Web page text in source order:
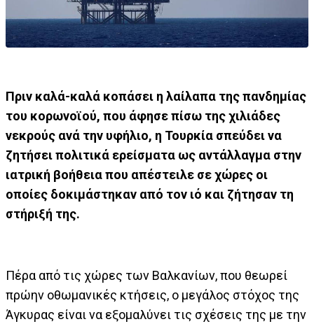
Πριν καλά-καλά κοπάσει η λαίλαπα της πανδημίας
του κορωνοϊού, που άφησε πίσω της χιλιάδες
νεκρούς ανά την υφήλιο, η Τουρκία σπεύδει να
ζητήσει πολιτικά ερείσματα ως αντάλλαγμα στην
ιατρική βοήθεια που απέστειλε σε χώρες οι
οποίες δοκιμάστηκαν από τον ιό και ζήτησαν τη
στήριξή της.
Πέρα από τις χώρες των Βαλκανίων, που θεωρεί
πρώην οθωμανικές κτήσεις, ο μεγάλος στόχος της
Άγκυρας είναι να εξομαλύνει τις σχέσεις της με την